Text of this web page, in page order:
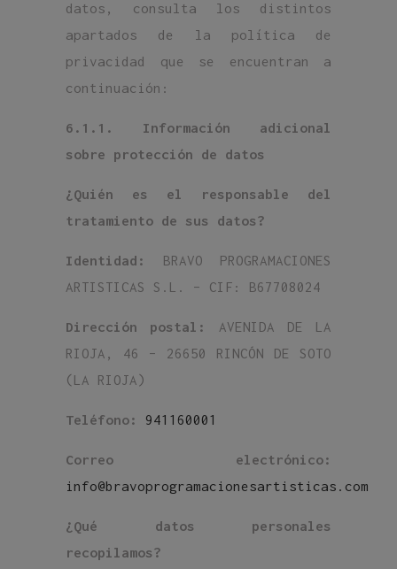
datos, consulta los distintos
apartados de la política de
privacidad que se encuentran a
continuación:
6.1.1. Información adicional
sobre protección de datos
¿Quién es el responsable del
tratamiento de sus datos?
Identidad:
BRAVO PROGRAMACIONES
ARTISTICAS S.L. – CIF: B67708024
Dirección postal:
AVENIDA DE LA
RIOJA, 46 – 26650 RINCÓN DE SOTO
(LA RIOJA)
Teléfono: 941160001
Correo electrónico:
info@bravoprogramacionesartisticas.com
¿Qué datos personales
recopilamos?